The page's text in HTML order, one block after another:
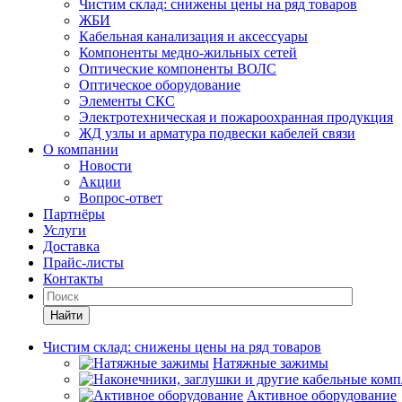
Чистим склад: снижены цены на ряд товаров
ЖБИ
Кабельная канализация и аксессуары
Компоненты медно-жильных сетей
Оптические компоненты ВОЛС
Оптическое оборудование
Элементы СКС
Электротехническая и пожароохранная продукция
ЖД узлы и арматура подвески кабелей связи
О компании
Новости
Акции
Вопрос-ответ
Партнёры
Услуги
Доставка
Прайс-листы
Контакты
Найти
Чистим склад: снижены цены на ряд товаров
Натяжные зажимы
Активное оборудование